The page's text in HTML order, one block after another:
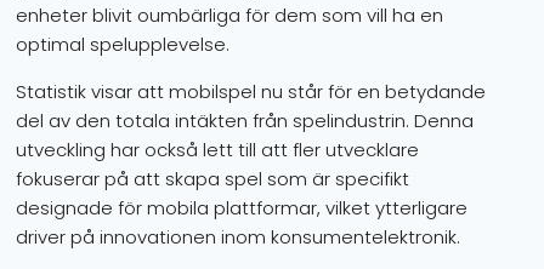
enheter blivit oumbärliga för dem som vill ha en
optimal spelupplevelse.
Statistik visar att mobilspel nu står för en betydande
del av den totala intäkten från spelindustrin. Denna
utveckling har också lett till att fler utvecklare
fokuserar på att skapa spel som är specifikt
designade för mobila plattformar, vilket ytterligare
driver på innovationen inom konsumentelektronik.